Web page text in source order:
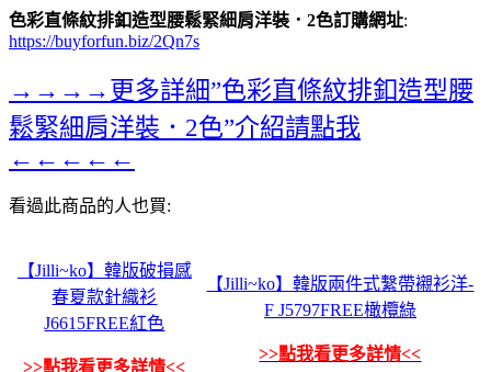
色彩直條紋排釦造型腰鬆緊細肩洋裝．2色訂購網址:
https://buyforfun.biz/2Qn7s
→→→→更多詳細”色彩直條紋排釦造型腰
鬆緊細肩洋裝．2色”介紹請點我
←←←←←
看過此商品的人也買:
【Jilli~ko】韓版破損感
春夏款針織衫
J6615FREE紅色
>>點我看更多詳情<<
【Jilli~ko】韓版兩件式繫帶襯衫洋-
F J5797FREE橄欖綠
>>點我看更多詳情<<